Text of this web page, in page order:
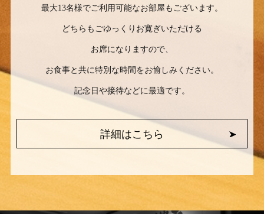
最大13名様でご利用可能なお部屋もございます。
どちらもごゆっくりお寛ぎいただける
お席になりますので、
お食事と共に特別な時間をお愉しみください。
記念日や接待などに最適です。
詳細はこちら